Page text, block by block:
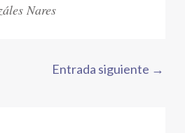
Nares
Entrada siguiente →